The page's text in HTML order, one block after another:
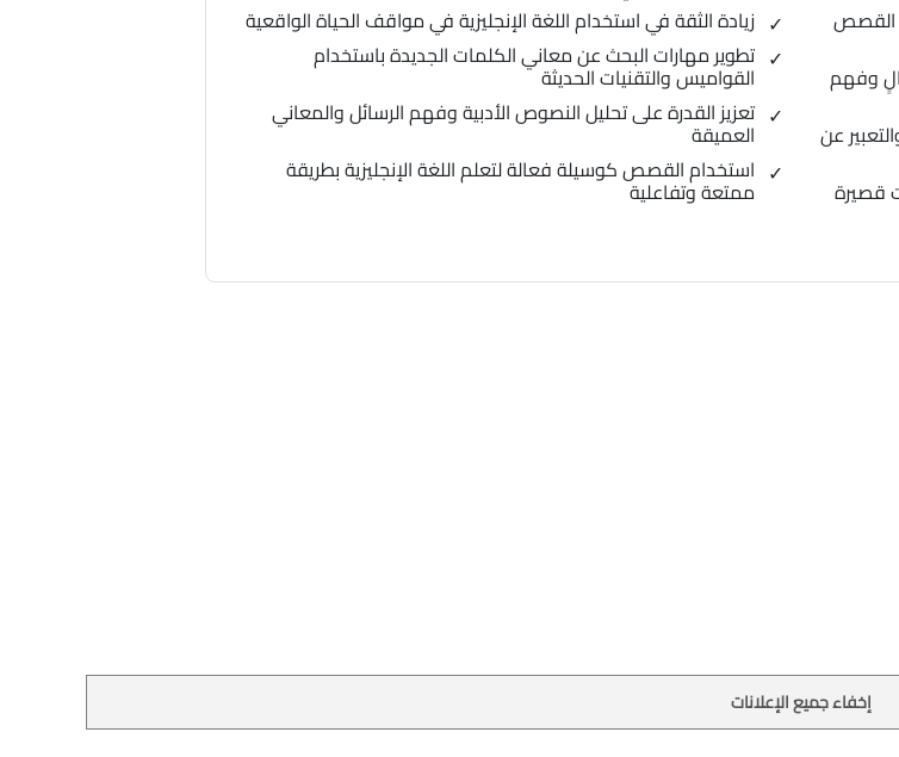
القصص
وفهم
عن
قصيرة
زيادة الثقة في استخدام اللغة الإنجليزية في مواقف الحياة الواقعية
تطوير مهارات البحث عن معاني الكلمات الجديدة باستخدام
القواميس والتقنيات الحديثة
تعزيز القدرة على تحليل النصوص الأدبية وفهم الرسائل والمعاني
العميقة
استخدام القصص كوسيلة فعالة لتعلم اللغة الإنجليزية بطريقة
ممتعة وتفاعلية
إخفاء جميع الإعلانات